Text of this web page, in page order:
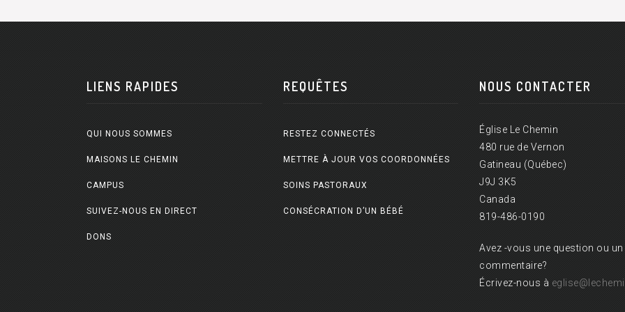
LIENS RAPIDES
QUI NOUS SOMMES
MAISONS LE CHEMIN
CAMPUS
SUIVEZ-NOUS EN DIRECT
DONS
REQUÊTES
RESTEZ CONNECTÉS
METTRE À JOUR VOS COORDONNÉES
SOINS PASTORAUX
CONSÉCRATION D’UN BÉBÉ
NOUS CONTACTER
Église Le Chemin
480 rue de Vernon
Gatineau (Québec)
J9J 3K5
Canada
819-486-0190
Avez -vous une question ou un
commentaire?
Écrivez-nous à